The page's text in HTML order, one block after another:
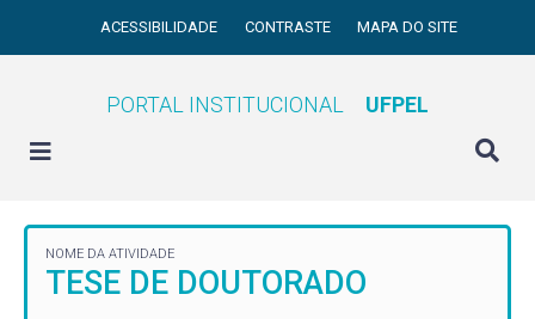
ACESSIBILIDADE CONTRASTE MAPA DO SITE
PORTAL INSTITUCIONAL UFPEL
NOME DA ATIVIDADE
TESE DE DOUTORADO